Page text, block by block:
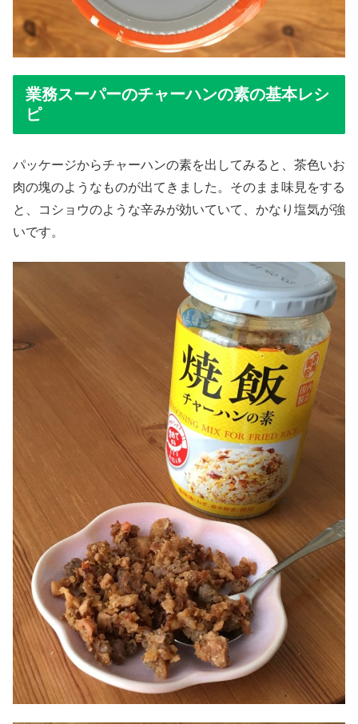
業務スーパーのチャーハンの素の基本レシ
ピ
パッケージからチャーハンの素を出してみると、茶色いお
肉の塊のようなものが出てきました。そのまま味見をする
と、コショウのような辛みが効いていて、かなり塩気が強
いです。